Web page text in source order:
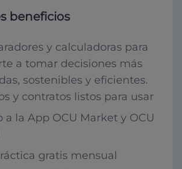
beneficios
y calculadoras para
a tomar decisiones más
sostenibles y eficientes.
y contratos listos para usar
a la App OCU Market y OCU
gratis mensual